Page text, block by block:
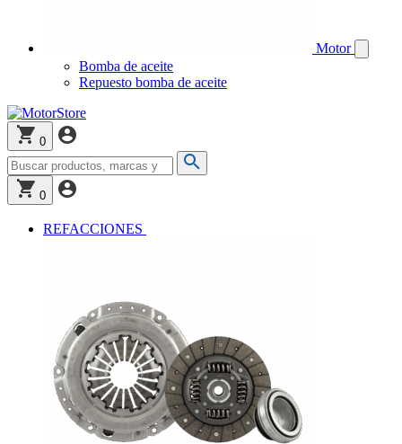
Motor
Bomba de aceite
Repuesto bomba de aceite
0
0
REFACCIONES